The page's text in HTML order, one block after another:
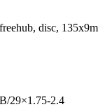
disc,
29×1.75-2.4